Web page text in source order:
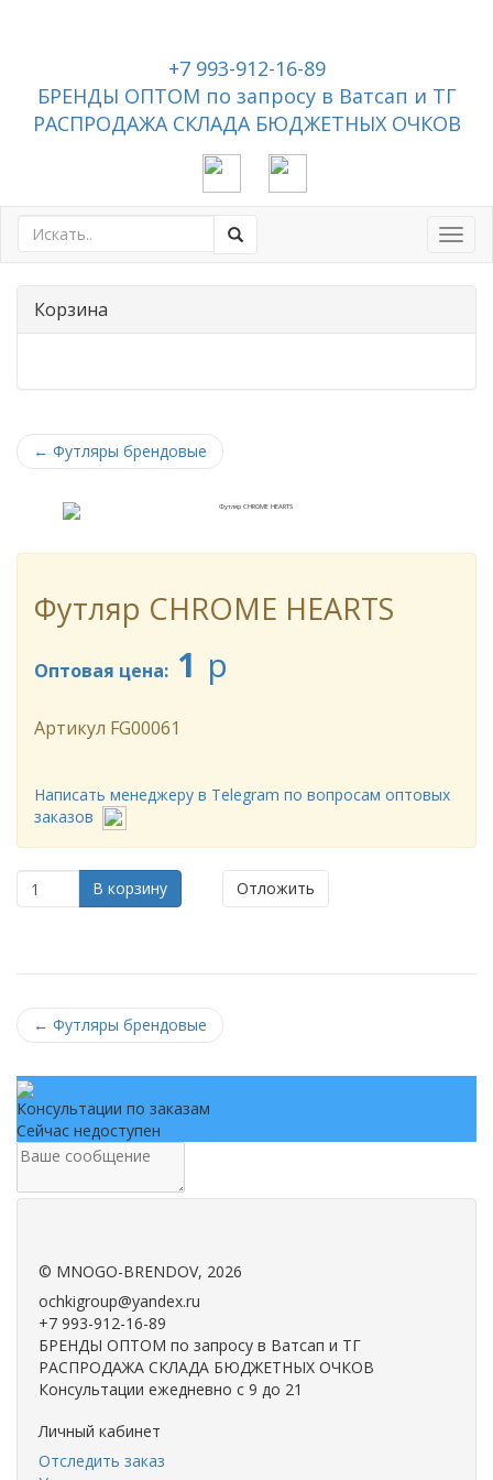
+7 993-912-16-89
БРЕНДЫ ОПТОМ по запросу в Ватсап и ТГ
РАСПРОДАЖА СКЛАДА БЮДЖЕТНЫХ ОЧКОВ
Корзина
← Футляры брендовые
Футляр CHROME HEARTS
Оптовая цена: 1 p
Артикул FG00061
Написать менеджеру в Telegram по вопросам оптовых
заказов
В корзину Отложить
← Футляры брендовые
Консультации по заказам
Сейчас недоступен
© MNOGO-BRENDOV, 2026
ochkigroup@yandex.ru
+7 993-912-16-89
БРЕНДЫ ОПТОМ по запросу в Ватсап и ТГ
РАСПРОДАЖА СКЛАДА БЮДЖЕТНЫХ ОЧКОВ
Консультации ежедневно с 9 до 21
Личный кабинет
Отследить заказ